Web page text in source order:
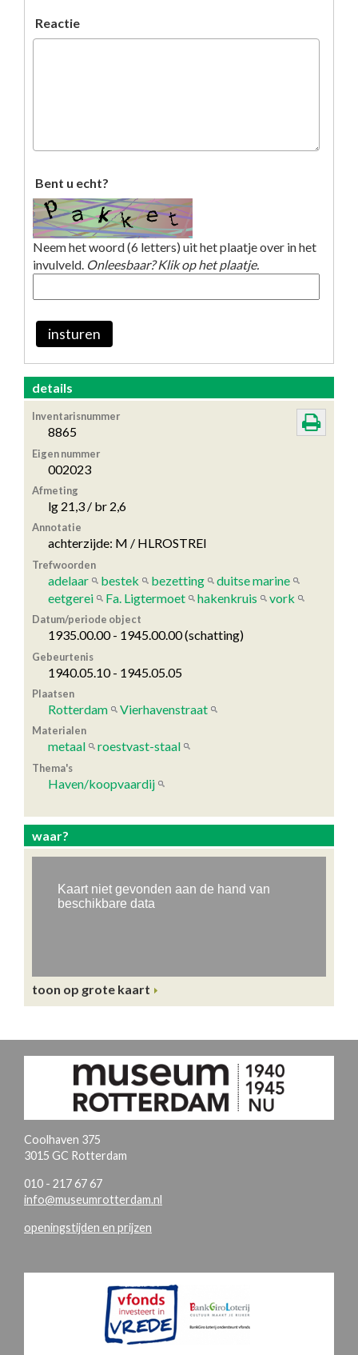
Reactie
Bent u echt?
Neem het woord (6 letters) uit het plaatje over in het
invulveld. Onleesbaar? Klik op het plaatje.
insturen
details
Inventarisnummer
8865
Eigen nummer
002023
Afmeting
lg 21,3 / br 2,6
Annotatie
achterzijde: M / HLROSTREI
Trefwoorden
adelaar bestek bezetting
duitse marine
eetgerei
Fa. Ligtermoet hakenkruis vork
Datum/periode object
1935.00.00 - 1945.00.00 (schatting)
Gebeurtenis
1940.05.10 - 1945.05.05
Plaatsen
Rotterdam Vierhavenstraat
Materialen
metaal roestvast-staal
Thema's
Haven/koopvaardij
waar?
toon op grote kaart
Coolhaven 375
3015 GC Rotterdam
010 - 217 67 67
info@museumrotterdam.nl
openingstijden en prijzen